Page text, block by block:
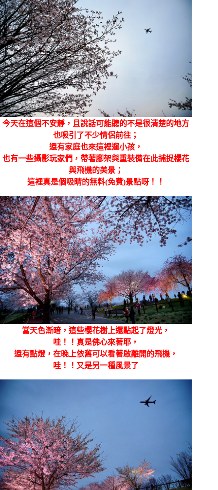
今天在這個不安靜，且說話可能聽的不是很清楚的地方
也吸引了不少情侶前往；
還有家庭也來這裡遛小孩，
也有一些攝影玩家們，帶著腳架與重裝備在此捕捉櫻花
與飛機的美景；
這裡真是個吸睛的無料(免費)景點呀！！
當天色漸暗，這些櫻花樹上還點起了燈光，
哇！！真是佛心來著耶，
還有點燈，在晚上依舊可以看著啟離開的飛機，
哇！！又是另一種風景了